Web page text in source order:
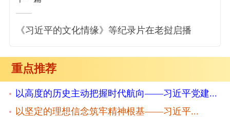
《习近平的文化情缘》等纪录片在老挝启播
重点推荐
以高度的历史主动把握时代航向——习近平党建...
以坚定的理想信念筑牢精神根基——习近平...